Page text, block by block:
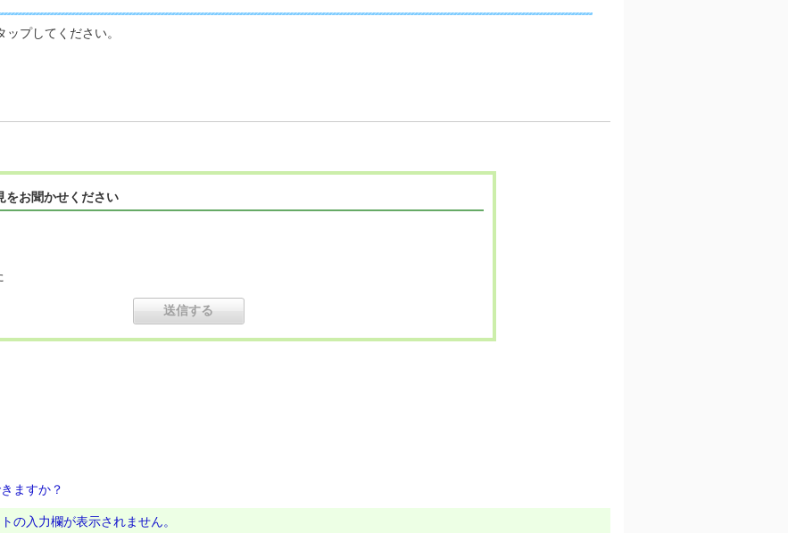
プしてください。
をお聞かせください
ますか？
の入力欄が表示されません。